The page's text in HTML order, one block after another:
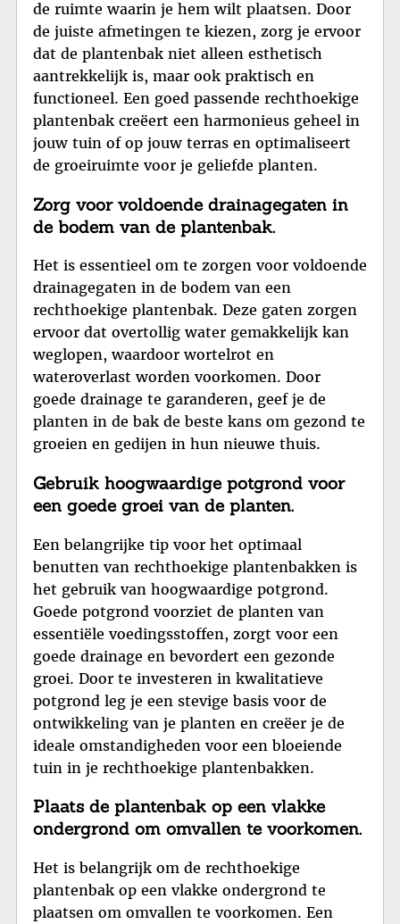
de ruimte waarin je hem wilt plaatsen. Door
de juiste afmetingen te kiezen, zorg je ervoor
dat de plantenbak niet alleen esthetisch
aantrekkelijk is, maar ook praktisch en
functioneel. Een goed passende rechthoekige
plantenbak creëert een harmonieus geheel in
jouw tuin of op jouw terras en optimaliseert
de groeiruimte voor je geliefde planten.
Zorg voor voldoende drainagegaten in
de bodem van de plantenbak.
Het is essentieel om te zorgen voor voldoende
drainagegaten in de bodem van een
rechthoekige plantenbak. Deze gaten zorgen
ervoor dat overtollig water gemakkelijk kan
weglopen, waardoor wortelrot en
wateroverlast worden voorkomen. Door
goede drainage te garanderen, geef je de
planten in de bak de beste kans om gezond te
groeien en gedijen in hun nieuwe thuis.
Gebruik hoogwaardige potgrond voor
een goede groei van de planten.
Een belangrijke tip voor het optimaal
benutten van rechthoekige plantenbakken is
het gebruik van hoogwaardige potgrond.
Goede potgrond voorziet de planten van
essentiële voedingsstoffen, zorgt voor een
goede drainage en bevordert een gezonde
groei. Door te investeren in kwalitatieve
potgrond leg je een stevige basis voor de
ontwikkeling van je planten en creëer je de
ideale omstandigheden voor een bloeiende
tuin in je rechthoekige plantenbakken.
Plaats de plantenbak op een vlakke
ondergrond om omvallen te voorkomen.
Het is belangrijk om de rechthoekige
plantenbak op een vlakke ondergrond te
plaatsen om omvallen te voorkomen. Een